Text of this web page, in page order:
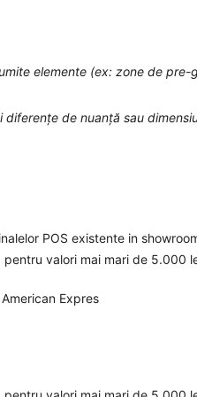
elemente (ex: zone de
de nuanță sau
POS existente in
valori mai mari de 5.000
Expres